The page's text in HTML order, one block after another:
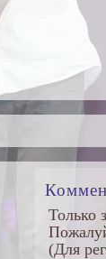
Только
(Для